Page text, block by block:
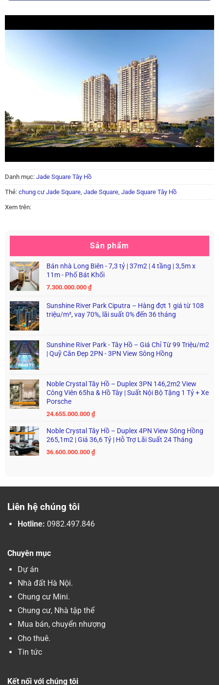
Danh mục: Jade Square Tây Hồ
Thẻ: chung cư Jade Square, Jade Square, Jade Square Tây Hồ
Xem trên:
Sản phẩm
Bán nhà Long Biên - 7,3 tỷ | 37m2 | 4 tầng | 3,5m x
11m - Phố Bát Khối
7.300.000.000 ₫
Sunshine River Park Ciputra – Hàng đợt 1 giá từ 108
triệu/m², vay 70%, lãi suất 0% đến 36 tháng
Sunshine River Park - Tây Hồ – Giá Chỉ Từ 99 Triệu/m2
| Quỹ Căn Đẹp 2PN - 3PN View Sông Hồng
Noble Crystal Tây Hồ – Duplex 3PN 146,2m2 View
Công Viên 65ha & Hồ Tây | Suất Nội Bộ Tặng 1 Tỷ + Xe
Porsche
24.655.000.000 ₫
Noble Crystal Tây Hồ – Duplex 4PN View Sông Hồng
265,1m2 | Giá 36,6 Tỷ | Hỗ Trợ Lãi Suất 24 Tháng
36.600.000.000 ₫
Liên hệ chúng tôi
Hotline: 0982.497.846
Chuyên mục
Dự án
Nhà đất Hà Nội.
Chung cư Mini.
Chung cư, Nhà tập thể
Mua bán, chuyển nhượng
Cho thuê.
Tin tức
Kết nối với chúng tôi